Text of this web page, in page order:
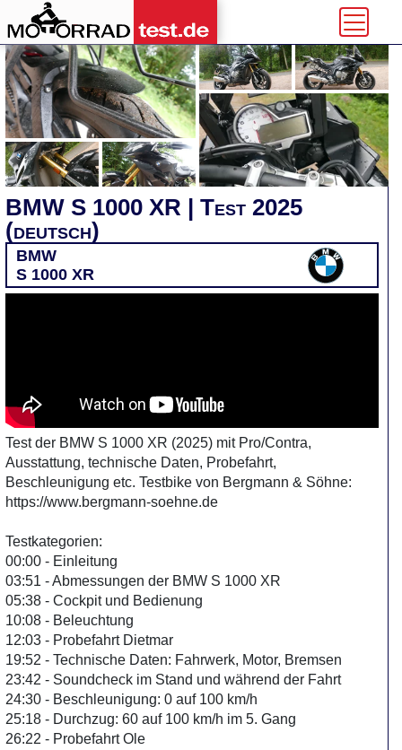
BMW S 1000 XR | Test 2025
(deutsch)
BMW
S 1000 XR
Test der BMW S 1000 XR (2025) mit Pro/Contra,
Ausstattung, technische Daten, Probefahrt,
Beschleunigung etc. Testbike von Bergmann & Söhne:
https://www.bergmann-soehne.de
Testkategorien:
00:00 - Einleitung
03:51 - Abmessungen der BMW S 1000 XR
05:38 - Cockpit und Bedienung
10:08 - Beleuchtung
12:03 - Probefahrt Dietmar
19:52 - Technische Daten: Fahrwerk, Motor, Bremsen
23:42 - Soundcheck im Stand und während der Fahrt
24:30 - Beschleunigung: 0 auf 100 km/h
25:18 - Durchzug: 60 auf 100 km/h im 5. Gang
26:22 - Probefahrt Ole